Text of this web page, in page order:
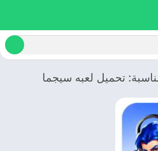
تحميل لعبه سيجما